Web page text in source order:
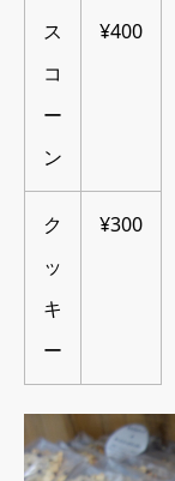
ス
コ
ー
ン
¥400
ク
ッ
キ
ー
¥300